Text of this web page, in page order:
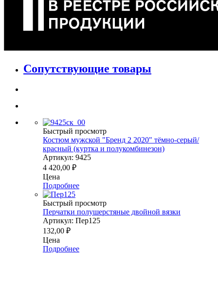
Сопутствующие товары
Быстрый просмотр
Костюм мужской "Бренд 2 2020" тёмно-серый/
красный (куртка и полукомбинезон)
Артикул: 9425
4 420,00 ₽
Цена
Подробнее
Быстрый просмотр
Перчатки полушерстяные двойной вязки
Артикул: Пер125
132,00 ₽
Цена
Подробнее